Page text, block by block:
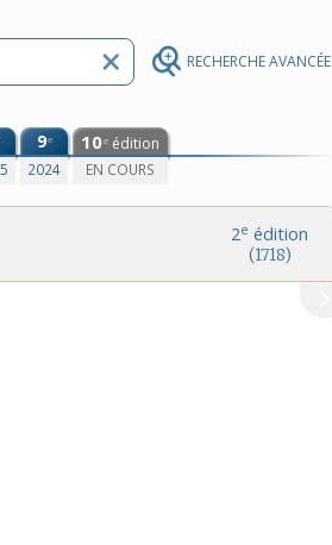
RECHERCHE AVANCÉE
9e
2024
10e édition
EN COURS
2e édition
(1718)